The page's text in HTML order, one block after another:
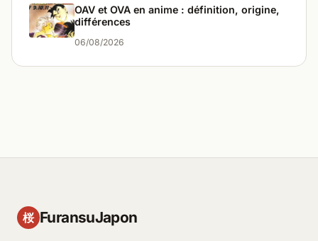
OAV et OVA en anime : définition, origine,
différences
06/08/2026
桜 FuransuJapon